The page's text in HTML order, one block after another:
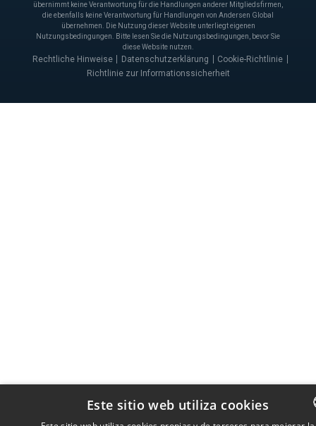
übernimmt keine Verantwortung für die Handlungen anderer Mitgliedsfirmen,
die ebenfalls keine Verantwortung für Handlungen von Andersen Global
übernehmen. Die Nutzung dieser Website unterliegt eigenen
Nutzungsbedingungen. Bitte lesen Sie die Nutzungsbedingungen, bevor Sie
diese Website nutzen.
Rechtliche Hinweise Datenschutzerklärung
Cookie-Richtlinie
Richtlinie zur Informationssicherheit
Este sitio web utiliza cookies